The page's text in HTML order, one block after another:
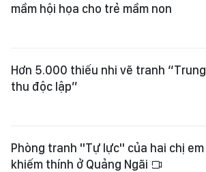
mầm hội họa cho trẻ mầm non
Hơn 5.000 thiếu nhi vẽ tranh “Trung
thu độc lập”
Phòng tranh "Tự lực" của hai chị em
khiếm thính ở Quảng Ngãi